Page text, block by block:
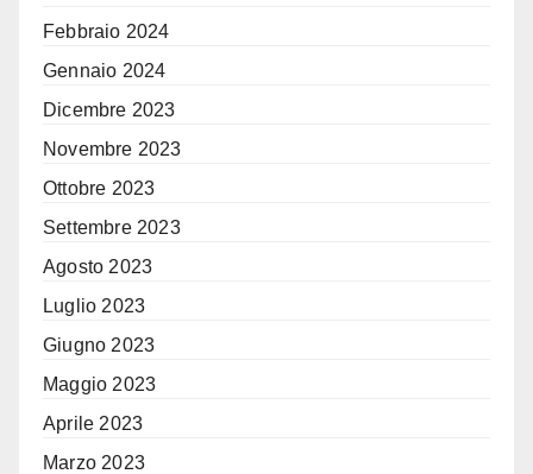
Febbraio 2024
Gennaio 2024
Dicembre 2023
Novembre 2023
Ottobre 2023
Settembre 2023
Agosto 2023
Luglio 2023
Giugno 2023
Maggio 2023
Aprile 2023
Marzo 2023